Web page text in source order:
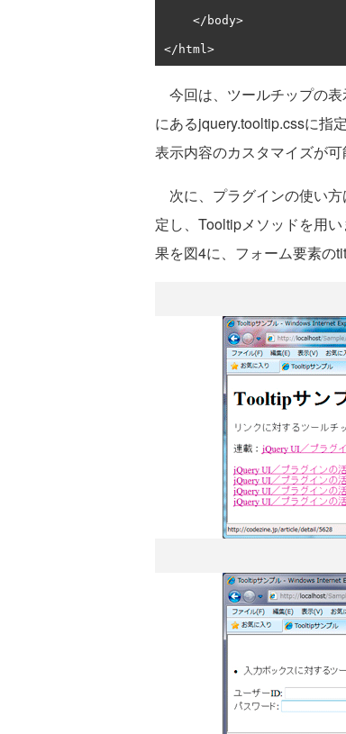
</ body>
</ html>
今回は、ツールチップの
にあるjquery.tooltip.cssに指
表示内容のカスタマイズが可
次に、プラグインの使い
定し、Tooltipメソッドを用
果を図4に、フォーム要素の